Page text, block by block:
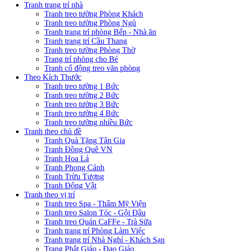
Tranh trang trí nhà
Tranh treo tường Phòng Khách
Tranh treo tường Phòng Ngủ
Tranh trang trí phòng Bếp - Nhà ăn
Tranh trang trí Cầu Thang
Tranh treo tường Phòng Thờ
Trang trí phòng cho Bé
Tranh cổ động treo văn phòng
Theo Kích Thước
Tranh treo tường 1 Bức
Tranh treo tường 2 Bức
Tranh treo tường 3 Bức
Tranh treo tường 4 Bức
Tranh treo tường nhiều Bức
Tranh theo chủ đề
Tranh Quà Tặng Tân Gia
Tranh Đồng Quê VN
Tranh Hoa Lá
Tranh Phong Cảnh
Tranh Trừu Tượng
Tranh Động Vật
Tranh theo vị trí
Tranh treo Spa - Thẩm Mỹ Viện
Tranh treo Salon Tóc - Gội Đầu
Tranh treo Quán CaFFe - Trà Sữa
Tranh trang trí Phòng Làm Việc
Tranh trang trí Nhà Nghỉ - Khách Sạn
Trang Phật Giáo - Đạo Giáo